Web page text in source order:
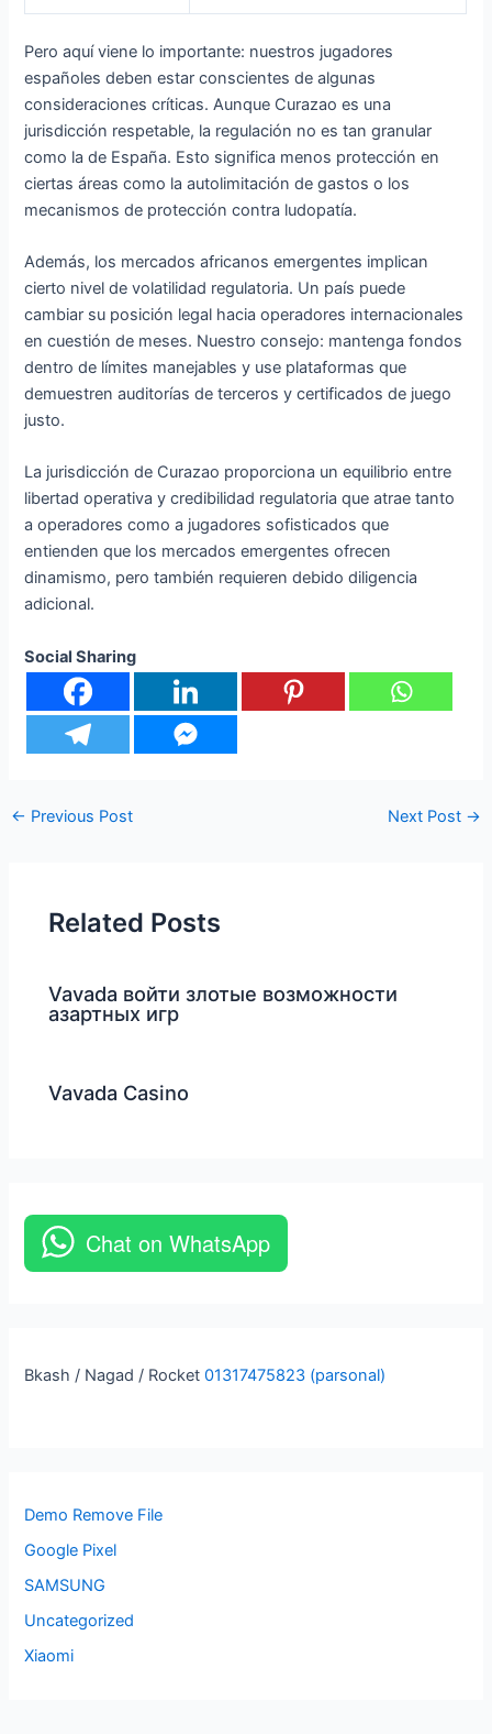
Pero aquí viene lo importante: nuestros jugadores
españoles deben estar conscientes de algunas
consideraciones críticas. Aunque Curazao es una
jurisdicción respetable, la regulación no es tan granular
como la de España. Esto significa menos protección en
ciertas áreas como la autolimitación de gastos o los
mecanismos de protección contra ludopatía.
Además, los mercados africanos emergentes implican
cierto nivel de volatilidad regulatoria. Un país puede
cambiar su posición legal hacia operadores internacionales
en cuestión de meses. Nuestro consejo: mantenga fondos
dentro de límites manejables y use plataformas que
demuestren auditorías de terceros y certificados de juego
justo.
La jurisdicción de Curazao proporciona un equilibrio entre
libertad operativa y credibilidad regulatoria que atrae tanto
a operadores como a jugadores sofisticados que
entienden que los mercados emergentes ofrecen
dinamismo, pero también requieren debido diligencia
adicional.
Social Sharing
← Previous Post Next Post →
Related Posts
Vavada войти злотые возможности
азартных игр
Vavada Casino
Chat on WhatsApp
Bkash / Nagad / Rocket01317475823 (parsonal)
Demo Remove File
Google Pixel
SAMSUNG
Uncategorized
Xiaomi